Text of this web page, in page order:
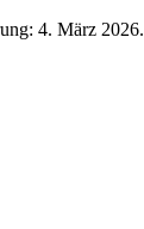
4. März 2026.